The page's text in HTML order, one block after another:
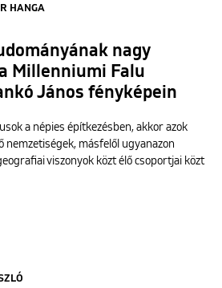
HANGA
nagy
Millenniumi Falu
János fényképein
a népies építkezésben, akkor azok
nemzetiségek, másfelől ugyanazon
viszonyok közt élő csoportjai közt